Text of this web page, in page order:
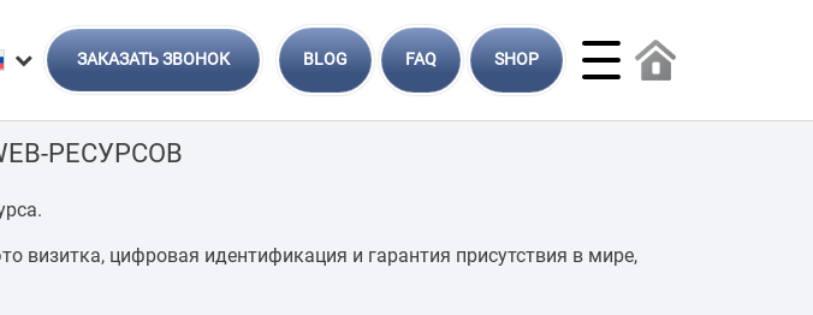
ЗАКАЗАТЬ ЗВОНОК BLOG FAQ SHOP
РЕСУРСОВ
визитка, цифровая идентификация и гарантия присутствия в мире,